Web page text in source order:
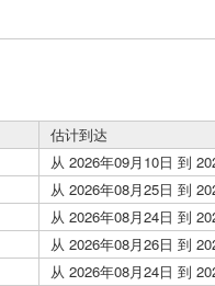
估计到达
从 2026年09月10日 到
从 2026年08月25日 到
从 2026年08月24日 到
从 2026年08月26日 到
从 2026年08月24日 到